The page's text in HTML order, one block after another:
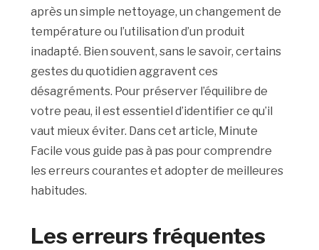
après un simple nettoyage, un changement de
température ou l’utilisation d’un produit
inadapté. Bien souvent, sans le savoir, certains
gestes du quotidien aggravent ces
désagréments. Pour préserver l’équilibre de
votre peau, il est essentiel d’identifier ce qu’il
vaut mieux éviter. Dans cet article, Minute
Facile vous guide pas à pas pour comprendre
les erreurs courantes et adopter de meilleures
habitudes.
Les erreurs fréquentes